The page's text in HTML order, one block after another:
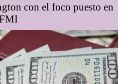
con el foco puesto en